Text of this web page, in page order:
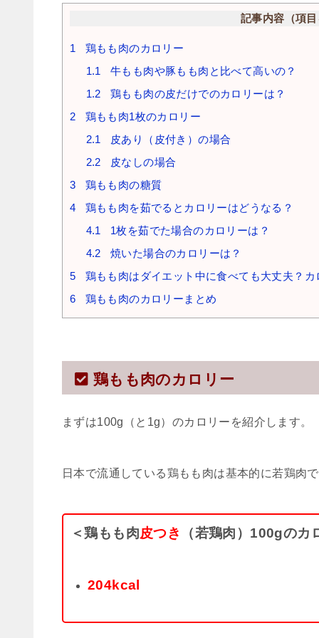
記事内容（項
1 鶏もも肉のカロリー
1.1
牛もも肉や豚もも肉と比べて高いの？
1.2 鶏もも肉の皮だけでのカロリーは？
2 鶏もも肉1枚のカロリー
2.1
皮あり（皮付き）の場合
2.2 皮なしの場合
3 鶏もも肉の糖質
4 鶏もも肉を茹でるとカロリーはどうなる？
4.1
1枚を茹でた場合のカロリーは？
4.2 焼いた場合のカロリーは？
5 鶏もも肉はダイエット中に食べても大丈夫？カ
6 鶏もも肉のカロリーまとめ
鶏もも肉のカロリー
まずは100g（と1g）のカロリーを紹介します。
日本で流通している鶏もも肉は基本的に若鶏肉
＜鶏もも肉皮つき （若鶏肉）100gのカ
204kcal